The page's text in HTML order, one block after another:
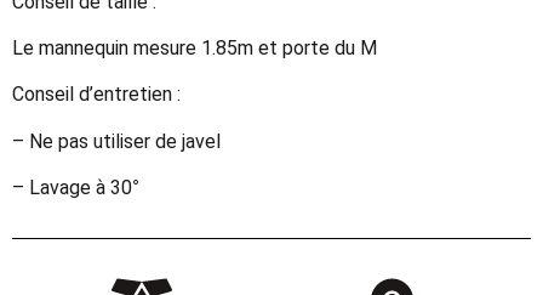
Le mannequin mesure 1.85m et porte du M
Conseil d’entretien :
– Ne pas utiliser de javel
– Lavage à 30°